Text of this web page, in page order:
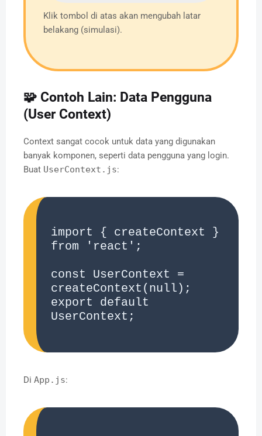
Klik tombol di atas akan mengubah latar
belakang (simulasi).
🧩 Contoh Lain: Data Pengguna
(User Context)
Context sangat cocok untuk data yang digunakan
banyak komponen, seperti data pengguna yang login.
Buat UserContext.js:
import { createContext }
from 'react';
const UserContext =
createContext(null);
export default
UserContext;
Di App.js: